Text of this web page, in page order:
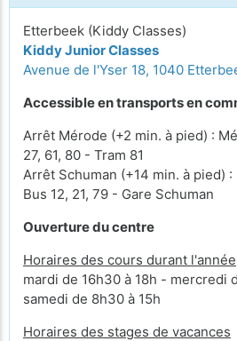
Etterbeek (Kiddy Classes)
Kiddy Junior Classes
Avenue de l'Yser 18, 1040
Accessible en transports en
Arrêt Mérode (+2 min. à pied) :
27, 61, 80 - Tram 81
Arrêt Schuman (+14 min. à pied)
Bus 12, 21, 79 - Gare Schuman
Ouverture du centre
Horaires des cours durant l'année
mardi de 16h30 à 18h - mercredi
samedi de 8h30 à 15h
Horaires des stages de vacances